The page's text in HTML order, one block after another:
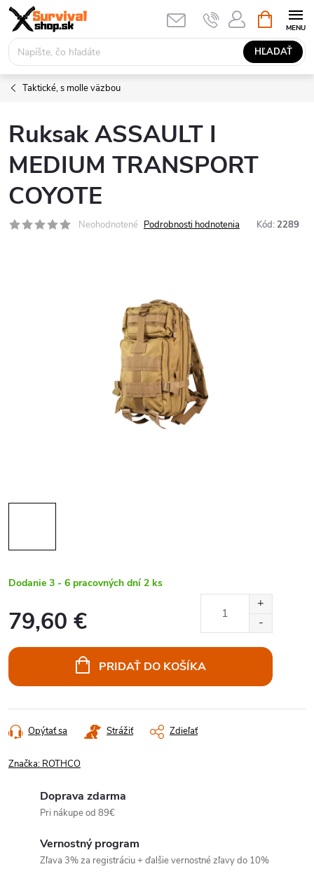
Prejsť
obsah
HĽADAŤ
KOŠÍK
Taktické, s molle väzbou
Ruksak ASSAULT I
MEDIUM TRANSPORT
COYOTE
Neohodnotené Podrobnosti hodnotenia Kód: 2289
Dodanie 3 - 6 pracovných dní 2 ks
79,60 €
cena:
PRIDAŤ DO KOŠÍKA
Opýtať sa Strážiť Zdieľať
Značka: ROTHCO
Doprava zdarma
Pri nákupe od 89€
Vernostný program
Zľava 3% za registráciu + ďalšie vernostné zľavy do 10%